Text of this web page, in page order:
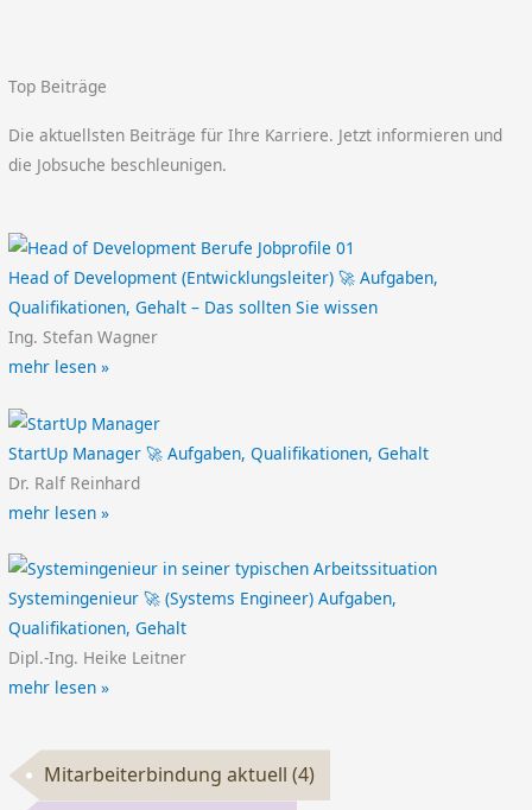
Top Beiträge
Die aktuellsten Beiträge für Ihre Karriere. Jetzt informieren und
die Jobsuche beschleunigen.
Head of Development (Entwicklungsleiter) 🚀 Aufgaben,
Qualifikationen, Gehalt – Das sollten Sie wissen
Ing. Stefan Wagner
mehr lesen »
StartUp Manager 🚀 Aufgaben, Qualifikationen, Gehalt
Dr. Ralf Reinhard
mehr lesen »
Systemingenieur 🚀 (Systems Engineer) Aufgaben,
Qualifikationen, Gehalt
Dipl.-Ing. Heike Leitner
mehr lesen »
Mitarbeiterbindung aktuell(4)